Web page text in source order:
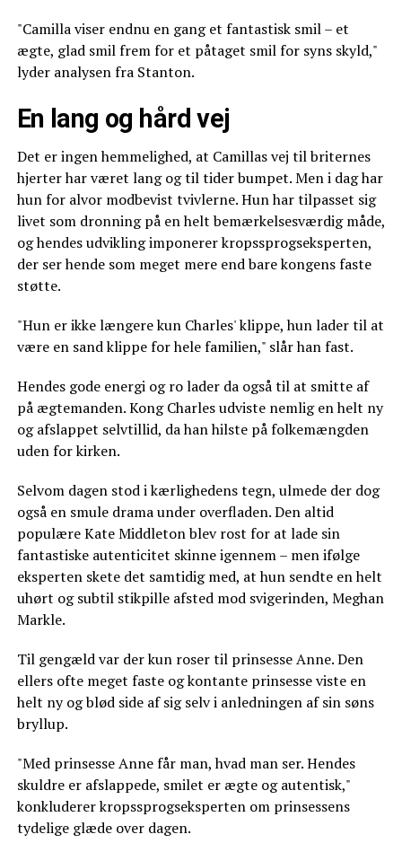
"Camilla viser endnu en gang et fantastisk smil – et
ægte, glad smil frem for et påtaget smil for syns skyld,"
lyder analysen fra Stanton.
En lang og hård vej
Det er ingen hemmelighed, at Camillas vej til briternes
hjerter har været lang og til tider bumpet. Men i dag har
hun for alvor modbevist tvivlerne. Hun har tilpasset sig
livet som dronning på en helt bemærkelsesværdig måde,
og hendes udvikling imponerer kropssprogseksperten,
der ser hende som meget mere end bare kongens faste
støtte.
"Hun er ikke længere kun Charles' klippe, hun lader til at
være en sand klippe for hele familien," slår han fast.
Hendes gode energi og ro lader da også til at smitte af
på ægtemanden. Kong Charles udviste nemlig en helt ny
og afslappet selvtillid, da han hilste på folkemængden
uden for kirken.
Selvom dagen stod i kærlighedens tegn, ulmede der dog
også en smule drama under overfladen. Den altid
populære Kate Middleton blev rost for at lade sin
fantastiske autenticitet skinne igennem – men ifølge
eksperten skete det samtidig med, at hun sendte en helt
uhørt og subtil stikpille afsted mod svigerinden, Meghan
Markle.
Til gengæld var der kun roser til prinsesse Anne. Den
ellers ofte meget faste og kontante prinsesse viste en
helt ny og blød side af sig selv i anledningen af sin søns
bryllup.
"Med prinsesse Anne får man, hvad man ser. Hendes
skuldre er afslappede, smilet er ægte og autentisk,"
konkluderer kropssprogseksperten om prinsessens
tydelige glæde over dagen.